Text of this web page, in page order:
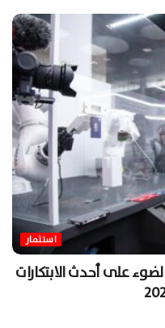
استثمار
على أحدث الابتكارات